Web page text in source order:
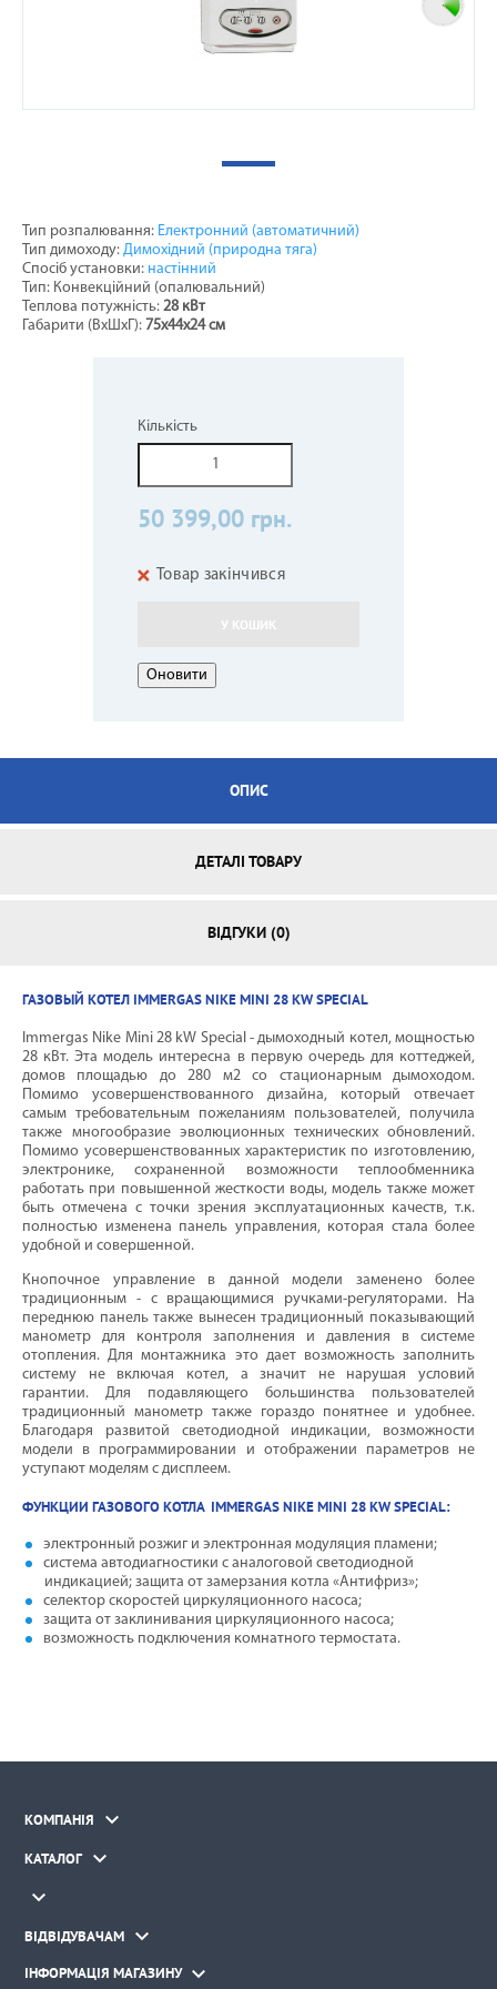
Тип розпалювання: Електронний (автоматичний)
Тип димоходу: Димохідний (природна тяга)
Спосіб установки: настінний
Тип: Конвекційний (опалювальний)
Теплова потужність: 28 кВт
Габарити (ВхШхГ): 75х44х24 см
Кількість
50 399,00 грн.
Товар закінчився
У КОШИК
ОПИС
ДЕТАЛІ ТОВАРУ
ВІДГУКИ (0)
ГАЗОВЫЙ КОТЕЛ IMMERGAS NIKE MINI 28 KW SPECIAL
Immergas Nike Mini 28 kW Special - дымоходный котел, мощностью
28 кВт. Эта модель интересна в первую очередь для коттеджей,
домов площадью до 280 м2 со стационарным дымоходом.
Помимо усовершенствованного дизайна, который отвечает
самым требовательным пожеланиям пользователей, получила
также многообразие эволюционных технических обновлений.
Помимо усовершенствованных характеристик по изготовлению,
электронике, сохраненной возможности теплообменника
работать при повышенной жесткости воды, модель также может
быть отмечена с точки зрения эксплуатационных качеств, т.к.
полностью изменена панель управления, которая стала более
удобной и совершенной.
Кнопочное управление в данной модели заменено более
традиционным - с вращающимися ручками-регуляторами. На
переднюю панель также вынесен традиционный показывающий
манометр для контроля заполнения и давления в системе
отопления. Для монтажника это дает возможность заполнить
систему не включая котел, а значит не нарушая условий
гарантии. Для подавляющего большинства пользователей
традиционный манометр также гораздо понятнее и удобнее.
Благодаря развитой светодиодной индикации, возможности
модели в программировании и отображении параметров не
уступают моделям с дисплеем.
ФУНКЦИИ ГАЗОВОГО КОТЛА IMMERGAS NIKE MINI 28 KW SPECIAL:
электронный розжиг и электронная модуляция пламени;
система автодиагностики с аналоговой светодиодной
индикацией; защита от замерзания котла «Антифриз»;
селектор скоростей циркуляционного насоса;
защита от заклинивания циркуляционного насоса;
возможность подключения комнатного термостата.
КОМПАНІЯ 
КАТАЛОГ 

ВІДВІДУВАЧАМ 
ІНФОРМАЦІЯ МАГАЗИНУ 